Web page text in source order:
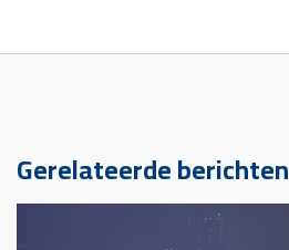
Gerelateerde berichten